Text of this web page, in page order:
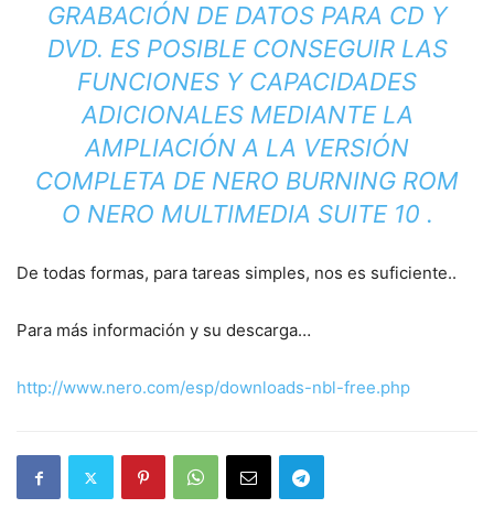
GRABACIÓN DE DATOS PARA CD Y
DVD. ES POSIBLE CONSEGUIR LAS
FUNCIONES Y CAPACIDADES
ADICIONALES MEDIANTE LA
AMPLIACIÓN A LA VERSIÓN
COMPLETA DE NERO BURNING ROM
O NERO MULTIMEDIA SUITE 10 .
De todas formas, para tareas simples, nos es suficiente..
Para más información y su descarga…
http://www.nero.com/esp/downloads-nbl-free.php